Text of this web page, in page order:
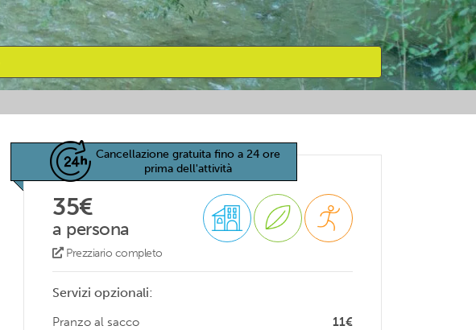
Cancellazione gratuita fino a 24 ore
prima dell'attività
35€
a persona
Prezziario completo
Servizi opzionali:
11€
Pranzo al sacco